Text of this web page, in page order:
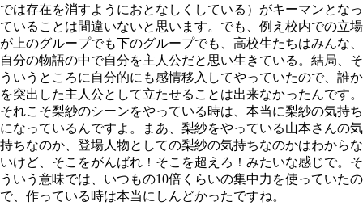
では存在を消すようにおとなしくしている）がキーマンとなっ
ていることは間違いないと思います。でも、例え校内での立場
が上のグループでも下のグループでも、高校生たちはみんな、
自分の物語の中で自分を主人公だと思い生きている。結局、そ
ういうところに自分的にも感情移入してやっていたので、誰か
を突出した主人公として立たせることは出来なかったんです。
それこそ梨紗のシーンをやっている時は、本当に梨紗の気持ち
になっているんですよ。まあ、梨紗をやっている山本さんの気
持ちなのか、登場人物としての梨紗の気持ちなのかはわからな
いけど、そこをがんばれ！そこを超えろ！みたいな感じで。そ
ういう意味では、いつもの10倍くらいの集中力を使っていたの
で、作っている時は本当にしんどかったですね。